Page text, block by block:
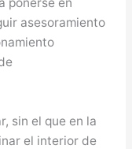
asesoramiento
sin el que en la
el interior de